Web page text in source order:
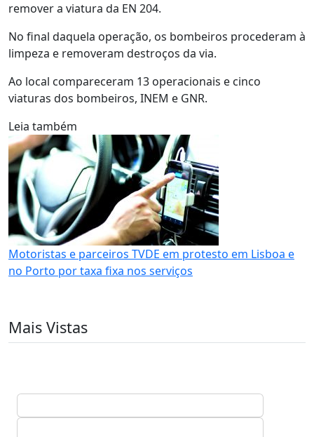
remover a viatura da EN 204.
No final daquela operação, os bombeiros procederam à
limpeza e removeram destroços da via.
Ao local compareceram 13 operacionais e cinco
viaturas dos bombeiros, INEM e GNR.
Leia também
Motoristas e parceiros TVDE em protesto em Lisboa e
no Porto por taxa fixa nos serviços
Mais Vistas